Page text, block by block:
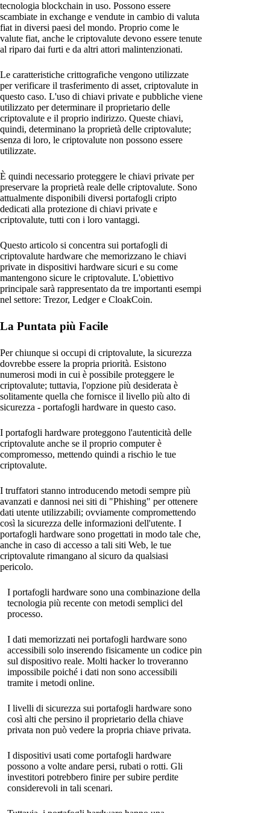
tecnologia blockchain in uso. Possono essere
scambiate in exchange e vendute in cambio di valuta
fiat in diversi paesi del mondo. Proprio come le
valute fiat, anche le criptovalute devono essere tenute
al riparo dai furti e da altri attori malintenzionati.
Le caratteristiche crittografiche vengono utilizzate
per verificare il trasferimento di asset, criptovalute in
questo caso. L'uso di chiavi private e pubbliche viene
utilizzato per determinare il proprietario delle
criptovalute e il proprio indirizzo. Queste chiavi,
quindi, determinano la proprietà delle criptovalute;
senza di loro, le criptovalute non possono essere
utilizzate.
È quindi necessario proteggere le chiavi private per
preservare la proprietà reale delle criptovalute. Sono
attualmente disponibili diversi portafogli cripto
dedicati alla protezione di chiavi private e
criptovalute, tutti con i loro vantaggi.
Questo articolo si concentra sui portafogli di
criptovalute hardware che memorizzano le chiavi
private in dispositivi hardware sicuri e su come
mantengono sicure le criptovalute. L'obiettivo
principale sarà rappresentato da tre importanti esempi
nel settore: Trezor, Ledger e CloakCoin.
La Puntata più Facile
Per chiunque si occupi di criptovalute, la sicurezza
dovrebbe essere la propria priorità. Esistono
numerosi modi in cui è possibile proteggere le
criptovalute; tuttavia, l'opzione più desiderata è
solitamente quella che fornisce il livello più alto di
sicurezza - portafogli hardware in questo caso.
I portafogli hardware proteggono l'autenticità delle
criptovalute anche se il proprio computer è
compromesso, mettendo quindi a rischio le tue
criptovalute.
I truffatori stanno introducendo metodi sempre più
avanzati e dannosi nei siti di "Phishing" per ottenere
dati utente utilizzabili; ovviamente compromettendo
così la sicurezza delle informazioni dell'utente. I
portafogli hardware sono progettati in modo tale che,
anche in caso di accesso a tali siti Web, le tue
criptovalute rimangano al sicuro da qualsiasi
pericolo.
I portafogli hardware sono una combinazione della
tecnologia più recente con metodi semplici del
processo.
I dati memorizzati nei portafogli hardware sono
accessibili solo inserendo fisicamente un codice pin
sul dispositivo reale. Molti hacker lo troveranno
impossibile poiché i dati non sono accessibili
tramite i metodi online.
I livelli di sicurezza sui portafogli hardware sono
così alti che persino il proprietario della chiave
privata non può vedere la propria chiave privata.
I dispositivi usati come portafogli hardware
possono a volte andare persi, rubati o rotti. Gli
investitori potrebbero finire per subire perdite
considerevoli in tali scenari.